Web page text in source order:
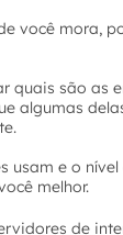
você mora,
quais são as
algumas
usam e o
melhor.
de